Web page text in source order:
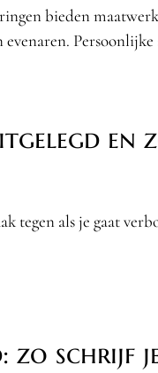
bieden
en
tegen als je gaat
zo schrijf